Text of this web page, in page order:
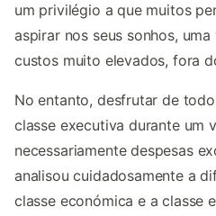
um privilégio a que muitos
aspirar nos seus sonhos,
custos muito elevados, fora
No entanto, desfrutar de
classe executiva durante um
necessariamente despesas
analisou cuidadosamente a
classe económica e a classe